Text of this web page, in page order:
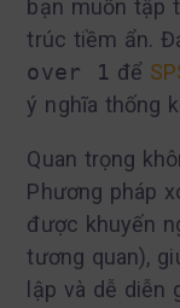
bạn muốn tập
trúc tiềm ẩn.
over 1 để
ý nghĩa thống
Quan trọng
Phương pháp
được khuyến
tương quan),
lập và dễ diễn